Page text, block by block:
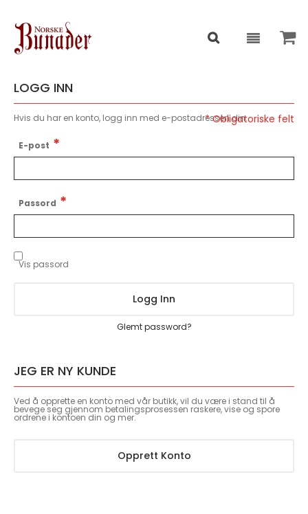
LOGG INN
Hvis du har en konto, logg inn med e-postadressen din.
E-post
Passord
Vis passord
Logg Inn
Glemt password?
JEG ER NY KUNDE
Ved å opprette en konto med vår butikk, vil du være i stand til å
bevege seg gjennom betalingsprosessen raskere, vise og spore
ordrene i kontoen din og mer.
Opprett Konto